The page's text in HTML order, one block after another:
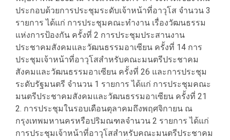
ประกอบด้วยการประชุมระดับเจ้าหน้าที่อาวุโส จำนวน 3
รายการ ได้แก่ การประชุมคณะทำงาน เรื่องวัฒนธรรม
แห่งการป้องกัน ครั้งที่ 2 การประชุมประสานงาน
ประชาคมสังคมและวัฒนธรรมอาเซียน ครั้งที่ 14 การ
ประชุมเจ้าหน้าที่อาวุโสสำหรับคณะมนตรีประชาคม
สังคมและวัฒนธรรมอาเซียน ครั้งที่ 26 และการประชุม
ระดับรัฐมนตรี จำนวน 1 รายการ ได้แก่ การประชุมคณะ
มนตรีประชาคมสังคมและวัฒนธรรมอาเซียน ครั้งที่ 21
2. การประชุมในรอบเดือนตุลาคมถึงพฤศจิกายน ณ
กรุงเทพมหานครหรือปริมณฑลจำนวน 2 รายการ ได้แก่
การประชุมเจ้าหน้าที่อาวุโสสำหรับคณะมนตรีประชาคม